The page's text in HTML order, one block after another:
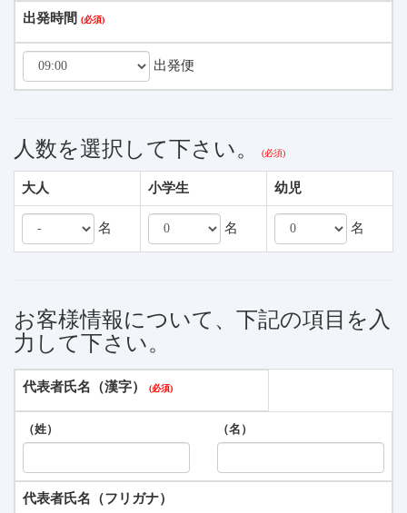
出発時間
出発便
人数を選択して下さい。
大人 小学生 幼児
名 名 名
お客様情報について、下記の項目を入
力して下さい。
代表者氏名（漢字）
（姓） （名）
代表者氏名（フリガナ）